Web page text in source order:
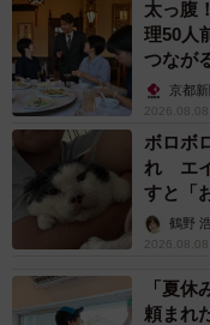
小学3年生がアトピー性皮
太っ腹
理50人
つなが
京都
2026.08.08
ボロボ
れ エ
すと「
鶴野
2026.08.08
「夏
頼まれ